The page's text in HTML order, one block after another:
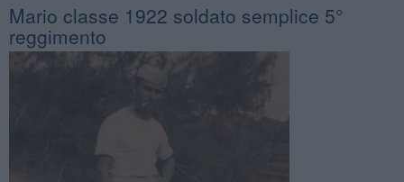
Mario classe 1922 soldato semplice 5°
reggimento